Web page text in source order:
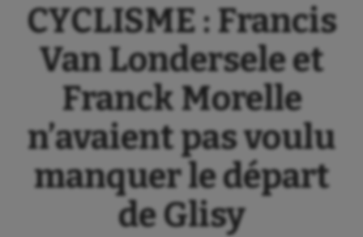
CYCLISME : Francis
Van Londersele et
Franck Morelle
n’avaient pas voulu
manquer le départ
de Glisy